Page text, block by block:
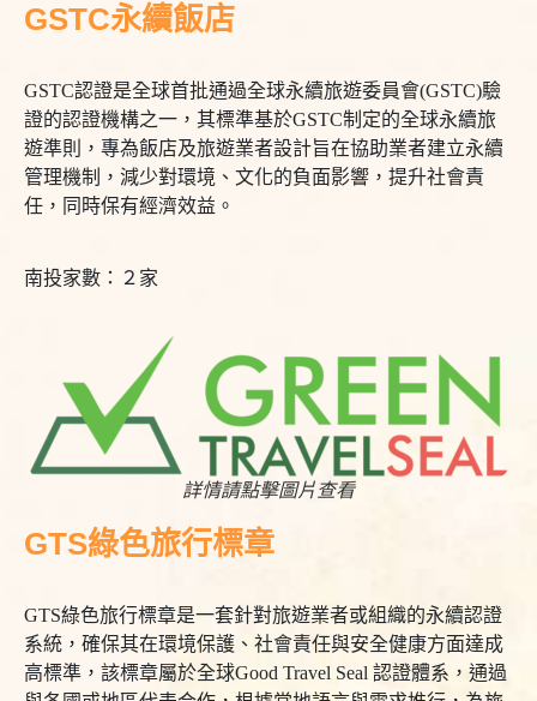
GSTC永續飯店
GSTC認證是全球首批通過全球永續旅遊委員會(GSTC)驗
證的認證機構之一，其標準基於GSTC制定的全球永續旅
遊準則，專為飯店及旅遊業者設計旨在協助業者建立永續
管理機制，減少對環境、文化的負面影響，提升社會責
任，同時保有經濟效益。
南投家數：２家
詳情請點擊圖片查看
GTS綠色旅行標章
GTS綠色旅行標章是一套針對旅遊業者或組織的永續認證
系統，確保其在環境保護、社會責任與安全健康方面達成
高標準，該標章屬於全球Good Travel Seal 認證體系，通過